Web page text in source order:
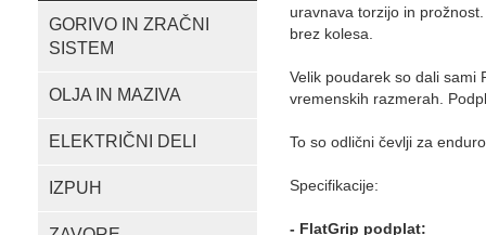
GORIVO IN ZRAČNI
SISTEM
OLJA IN MAZIVA
ELEKTRIČNI DELI
IZPUH
uravnava torzijo in
brez kolesa.
Velik poudarek so dali sami
vremenskih razmerah.
To so odlični čevlji za
Specifikacije:
- FlatGrip podplat: